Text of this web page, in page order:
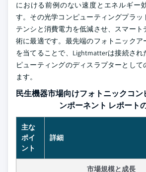
における前例のない速度とエネルギー
す。その光学コンピューティングプラッ
テンシと消費電力を低減させ、スマー
術に最適です。最先端のフォトニックア
を当てることで、Lightmatterは接続され
ピューティングのディスラプターとし
ます。
民生機器市場向けフォトニックコン
ンポーネント レポート
主な
ポイ
ント
詳細
市場規模と成長